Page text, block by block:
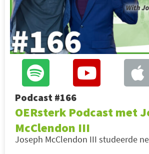
Podcast #166
OERsterk Podcast met
McClendon III
Joseph McClendon III studeerde